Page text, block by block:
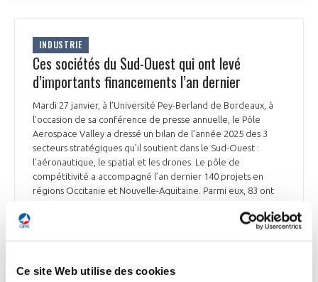
Ce site Web utilise des cookies
INDUSTRIE
Ces sociétés du Sud-Ouest qui ont levé
d’importants financements l’an dernier
Mardi 27 janvier, à l’Université Pey-Berland de Bordeaux, à
l’occasion de sa conférence de presse annuelle, le Pôle
Aerospace Valley a dressé un bilan de l’année 2025 des 3
secteurs stratégiques qu’il soutient dans le Sud-Ouest :
l’aéronautique, le spatial et les drones. Le pôle de
compétitivité a accompagné l’an dernier 140 projets en
régions Occitanie et Nouvelle-Aquitaine. Parmi eux, 83 ont
d’investissement, dont 141 M€ d’aides publiques régionales,
mettre au point des batteries plus sûres et performantes